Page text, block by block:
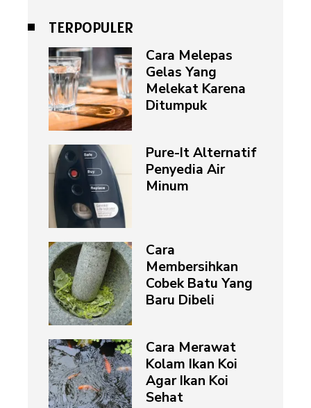
TERPOPULER
Cara Melepas
Gelas Yang
Melekat Karena
Ditumpuk
Pure-It Alternatif
Penyedia Air
Minum
Cara
Membersihkan
Cobek Batu Yang
Baru Dibeli
Cara Merawat
Kolam Ikan Koi
Agar Ikan Koi
Sehat